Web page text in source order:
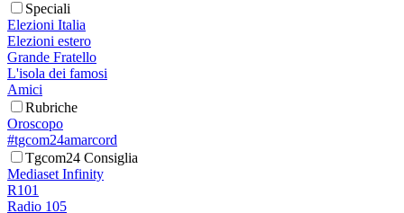
Speciali
Elezioni Italia
Elezioni estero
Grande Fratello
L'isola dei famosi
Amici
Rubriche
Oroscopo
#tgcom24amarcord
Tgcom24 Consiglia
Mediaset Infinity
R101
Radio 105